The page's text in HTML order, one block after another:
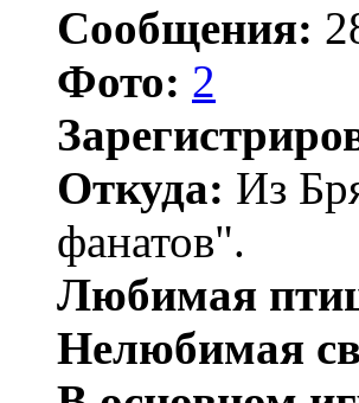
Сообщения:
Фото: 2
Откуда: Из
фанатов".
Любимая
Нелюбимая